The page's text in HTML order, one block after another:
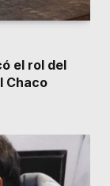
el rol del
Chaco